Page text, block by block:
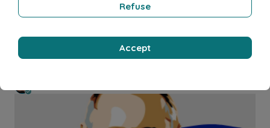
Imprenditorialità
Refuse
Accept